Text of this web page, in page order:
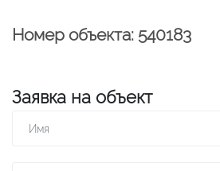
Номер объекта: 540183
Заявка на объект